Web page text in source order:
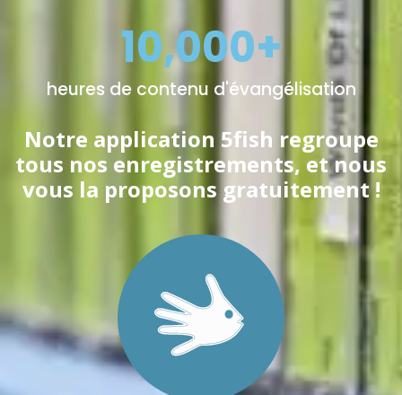
heures de contenu d'évangélisation
10,000+
Notre application 5fish regroupe
tous nos enregistrements, et nous
vous la proposons gratuitement !